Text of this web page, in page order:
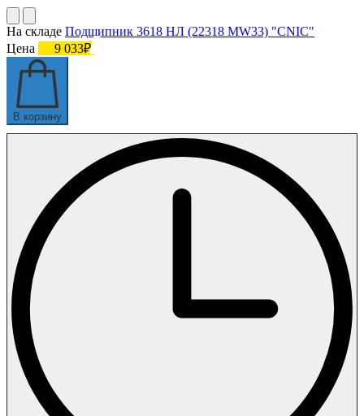
На складе Подшипник 3618 НЛ (22318 MW33) "СNIC"
Цена
9 033₽
В корзину